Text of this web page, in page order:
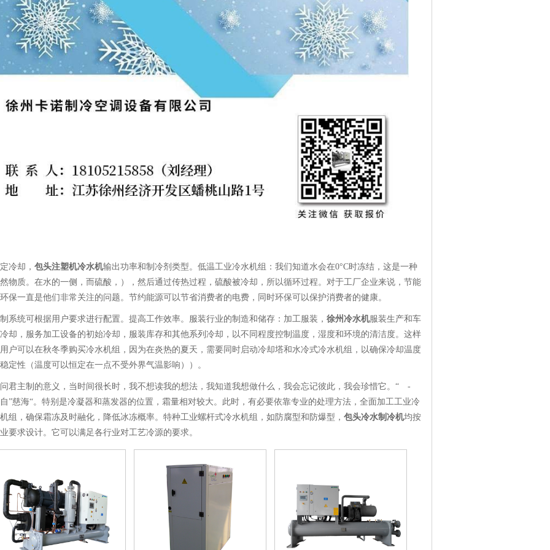
冷却， 包头注塑机冷水机输出功率和制冷剂类型。低温工业冷水机组：我们知道水会在0°C时冻结，这是一种
物质。在水的一侧，而硫酸，），然后通过传热过程，硫酸被冷却，所以循环过程。对于工厂企业来说，节能
保一直是他们非常关注的问题。节约能源可以节省消费者的电费，同时环保可以保护消费者的健康。
系统可根据用户要求进行配置。提高工作效率。服装行业的制造和储存：加工服装， 徐州冷水机服装生产和车
却，服务加工设备的初始冷却，服装库存和其他系列冷却，以不同程度控制温度，湿度和环境的清洁度。这样
户可以在秋冬季购买冷水机组，因为在炎热的夏天，需要同时启动冷却塔和水冷式冷水机组，以确保冷却温度
定性（温度可以恒定在一点不受外界气温影响））。
君主制的意义，当时间很长时，我不想读我的想法，我知道我想做什么，我会忘记彼此，我会珍惜它。“ -
”慈海“。特别是冷凝器和蒸发器的位置，霜量相对较大。此时，有必要依靠专业的处理方法，全面加工工业冷
组，确保霜冻及时融化，降低冰冻概率。特种工业螺杆式冷水机组，如防腐型和防爆型， 包头冷水制冷机均按
要求设计。它可以满足各行业对工艺冷源的要求。